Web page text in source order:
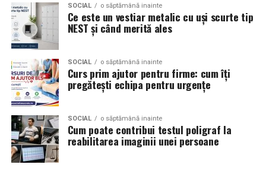
viitorului alături de noi!
Ești un tânăr din județele Argeș, Prahova, Călărași,
Dâmbovița, Teleorman, Giurgiu sau Ialomița și vrei să
înveți o meserie adaptată cerințelor moderne? Înscrie-
te gratuit la cursurile noastre de formare!
🔗 Află toate detaliile și înregistrează-te pe:
tinerisudmuntenia.ro
Program cofinanțat din Fondul Social European+ prin
Programul Educație și Ocupare 2021 – 2027.
Primele plecari:
Vineri – 15:30
Sambata si duminica – 13:30
Ultima cursa de intoarcere din Buftea este la ora 04:00.
Biletul poate fi cumparat online.
Tren
SOCIAL o săptămână inainte
Ce este un vestiar metalic cu uși scurte tip
NEST și când merită ales
SOCIAL o săptămână inainte
Curs prim ajutor pentru firme: cum îți
pregătești echipa pentru urgențe
SOCIAL o săptămână inainte
Cum poate contribui testul poligraf la
reabilitarea imaginii unei persoane